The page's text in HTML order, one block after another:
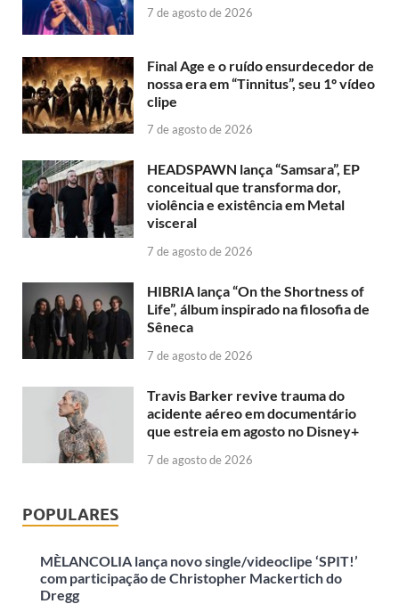
7 de agosto de 2026
Final Age e o ruído ensurdecedor de
nossa era em “Tinnitus”, seu 1º vídeo
clipe
7 de agosto de 2026
HEADSPAWN lança “Samsara”, EP
conceitual que transforma dor,
violência e existência em Metal
visceral
7 de agosto de 2026
HIBRIA lança “On the Shortness of
Life”, álbum inspirado na filosofia de
Sêneca
7 de agosto de 2026
Travis Barker revive trauma do
acidente aéreo em documentário
que estreia em agosto no Disney+
7 de agosto de 2026
POPULARES
MÈLANCOLIA lança novo single/videoclipe ‘SPIT!’
com participação de Christopher Mackertich do
Dregg